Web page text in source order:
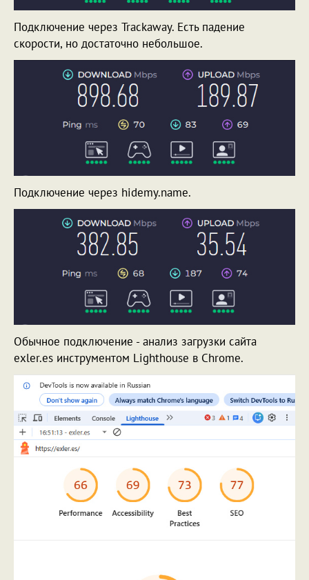
Подключение через Trackaway. Есть падение
скорости, но достаточно небольшое.
Подключение через hidemy.name.
Обычное подключение - анализ загрузки сайта
exler.es инструментом Lighthouse в Chrome.